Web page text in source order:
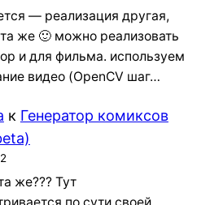
— реализация другая,
же 🙂 можно реализовать
и для фильма. используем
видео (OpenCV шаг…
к Генератор комиксов
же??? Тут